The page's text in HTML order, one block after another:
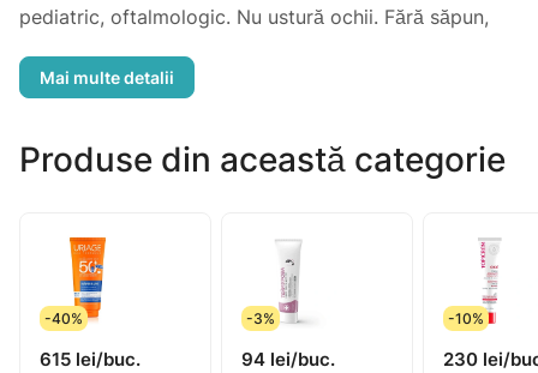
pediatric, oftalmologic. Nu ustură ochii. Fără săpun,
scalp umed, spumați, apoi clătiți.
Produse din această categorie
-40%
615 lei/buc.
-3%
94 lei/buc.
-10%
230 lei/